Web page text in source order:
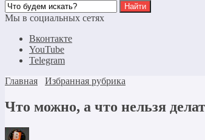
Мы в социальных сетях
Вконтакте
YouTube
Telegram
Главная
Избранная рубрика
Что можно, а что нельзя